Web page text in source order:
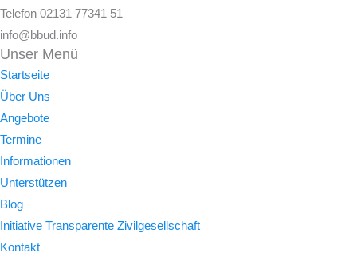
Telefon 02131 77341 51
info@bbud.info
Unser Menü
Startseite
Über Uns
Angebote
Termine
Informationen
Unterstützen
Blog
Initiative Transparente Zivilgesellschaft
Kontakt